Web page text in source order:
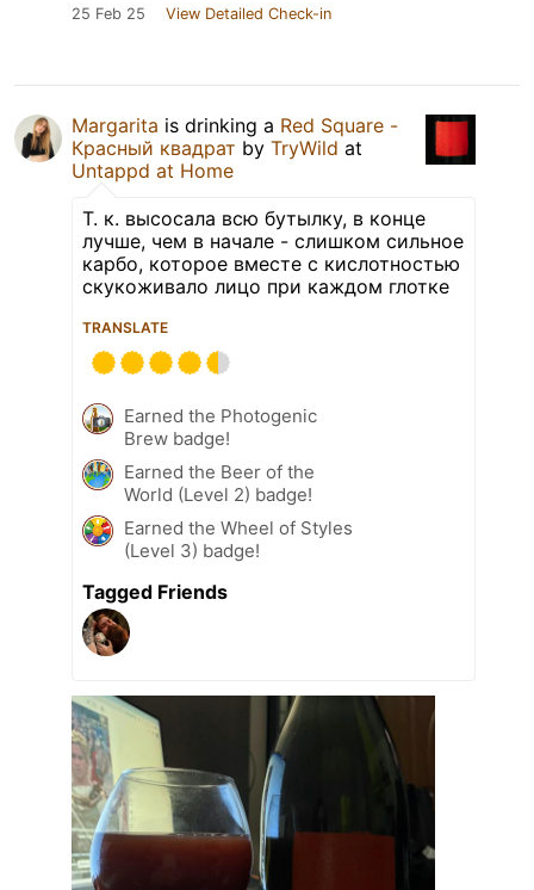
25 Feb 25 View Detailed Check-in
Margarita is drinking a Red Square -
Красный квадрат by TryWild at
Untappd at Home
Т. к. высосала всю бутылку, в конце
лучше, чем в начале - слишком сильное
карбо, которое вместе с кислотностью
скукоживало лицо при каждом глотке
TRANSLATE
Earned the Photogenic
Brew badge!
Earned the Beer of the
World (Level 2) badge!
Earned the Wheel of Styles
(Level 3) badge!
Tagged Friends